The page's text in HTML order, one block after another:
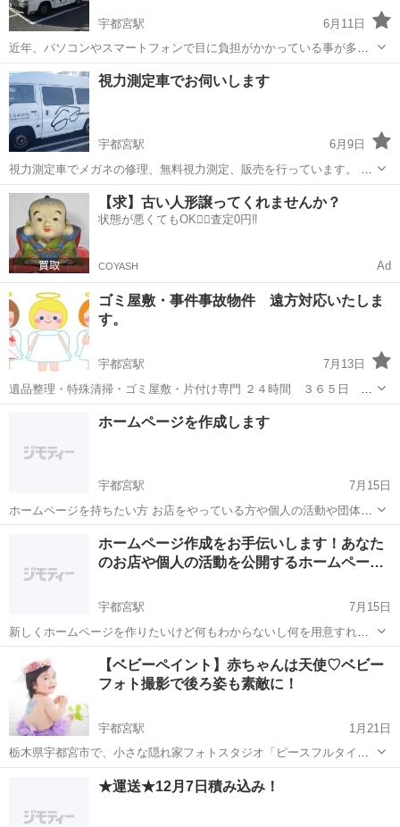
宇都宮駅
6月11日
近年、パソコンやスマートフォンで目に負担がかかっている事が多い
です！合わないメガネで、生活していると肩こり、頭痛の原因に... 目
は少しづつ悪くなっていくもの、見えるからと安心してはいけませ
ん！実際合わないメガネを掛けてい...
栃木 宇都宮市 宇都宮駅 その他
視力測定車でお伺いします
宇都宮駅
6月9日
視力測定車でメガネの修理、無料視力測定、販売を行っています。 メ
ガネでお困りの事がありましたら、お問い合わせ下さい
栃木 宇都宮市 宇都宮駅 その他
【求】古い人形譲ってくれませんか？
状態が悪くてもOK🙆‍♀️査定0円‼️
COYASH Ad
ゴミ屋敷・事件事故物件 遠方対応いたしま
す。
宇都宮駅
7月13日
遺品整理・特殊清掃・ゴミ屋敷・片付け専門 ２４時間 ３６５日 相
談・受付ＯＫです。 秘密厳守・見積無料・迅速対応 よろしくお願いい
たします。 http://ac104588.jimdo.com/ ホームページはこち...
その他 事故物件
ホームページを作成します
宇都宮駅
7月15日
ホームページを持ちたい方 お店をやっている方や個人の活動や団体の
活動を世の中に知ってもらいたい方。 あなたの活動やお店のホームペ
ージを作りませんか？ メインパージ１枚から派生する数ページのホー
ムページを３万円でご用意し...
その他 ホームページ
ホームページ作成をお手伝いします！あなた
のお店や個人の活動を公開するホームペー…
宇都宮駅
7月15日
新しくホームページを作りたいけど何もわからないし何を用意すれば
いいのかわからない。 そんなあなたのためのサービスです！ お店や個
人のブログなどが作れます、大規模すぎるホームページなどの作成は
他のサービスをご利用ください。
さくら市 宇都宮駅 その他 ホームページ
【ベビーペイント】赤ちゃんは天使♡ベビー
フォト撮影で後ろ姿も素敵に！
宇都宮駅
1月21日
栃木県宇都宮市で、小さな隠れ家フォトスタジオ「ピースフルタイ
ム」を1人で運営しベビーフォト&ニューボーンフォトを撮影している
ママフォトグラファーasukaです。 「今この目にカメラがあれば‥」
宇都宮市 宇都宮駅 その他
★運送★12月7日積み込み！